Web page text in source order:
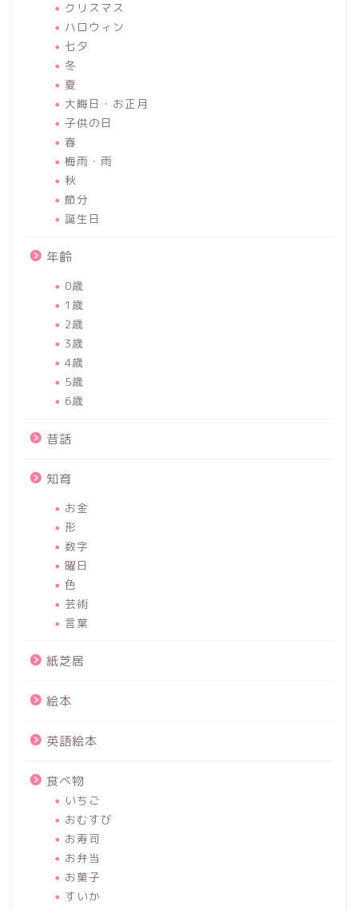
クリスマス
ハロウィン
七夕
冬
夏
大晦日・お正月
子供の日
春
梅雨・雨
秋
節分
誕生日
年齢
0歳
1歳
2歳
3歳
4歳
5歳
6歳
昔話
知育
お金
形
数字
曜日
色
芸術
言葉
紙芝居
絵本
英語絵本
食べ物
いちご
おむすび
お寿司
お弁当
お菓子
すいか